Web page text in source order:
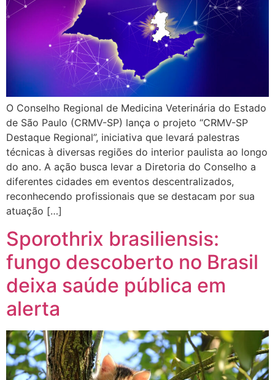
O Conselho Regional de Medicina Veterinária do Estado
de São Paulo (CRMV-SP) lança o projeto “CRMV-SP
Destaque Regional”, iniciativa que levará palestras
técnicas à diversas regiões do interior paulista ao longo
do ano. A ação busca levar a Diretoria do Conselho a
diferentes cidades em eventos descentralizados,
reconhecendo profissionais que se destacam por sua
atuação […]
Sporothrix brasiliensis:
fungo descoberto no Brasil
deixa saúde pública em
alerta